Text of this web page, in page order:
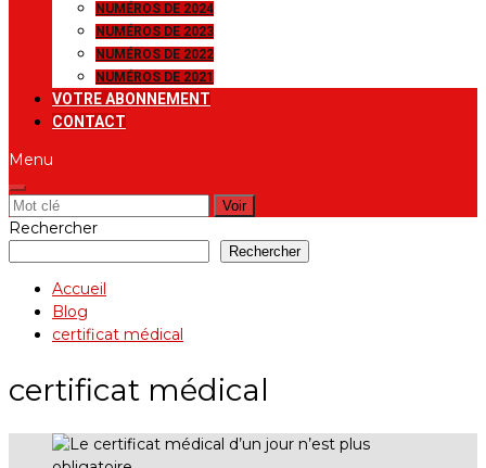
NUMÉROS DE 2024
NUMÉROS DE 2023
NUMÉROS DE 2022
NUMÉROS DE 2021
VOTRE ABONNEMENT
CONTACT
Menu
Rechercher:
Rechercher
Rechercher
Accueil
Blog
certificat médical
certificat médical